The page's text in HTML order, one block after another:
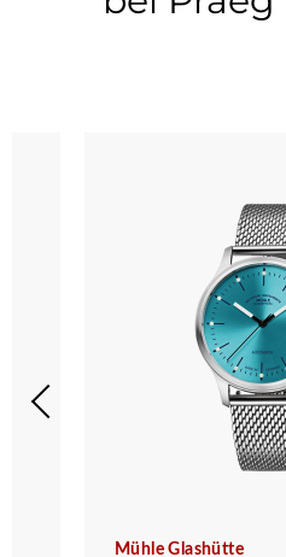
Mühle Glashütte